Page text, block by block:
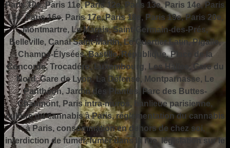
Paris 10e, Paris 11e, Paris 12e, Paris 13e, Paris 14e, Paris
15e, Paris 16e, Paris 17e, Paris 18e, Paris 19e, Paris 20e,
Montmartre, Le Marais, Saint-Germain-des-Prés,
Belleville, Canal Saint-Martin, Le Quartier Latin, Pigalle,
Champs-Élysées, Bastille, République, Place de la
Concorde, Trocadéro, Luxembourg, Les Halles, Gare du
Nord, Gare de Lyon, La Défense, Montparnasse, Le
Panthéon, Jardin des Plantes, Parc des Buttes-
Chaumont, Paris intra-muros, banlieue parisienne,
culture du cannabis à Paris, réglementation du cannabis
à Paris, consommation en dehors de chez soi,
interdiction de fumer, fumer dans la rue, législation sur le